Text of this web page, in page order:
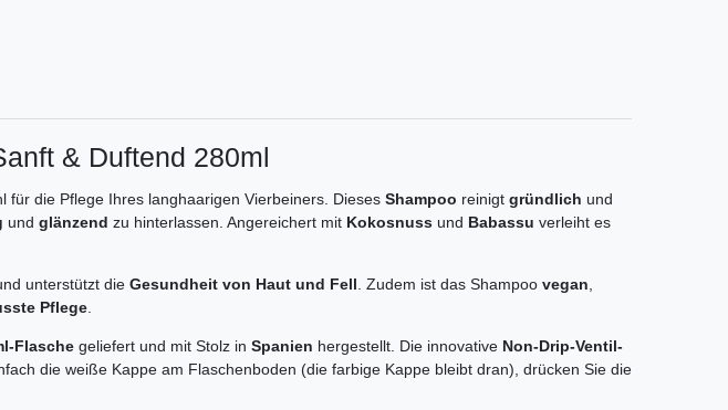
& Duftend 280ml
für die Pflege Ihres langhaarigen Vierbeiners. Dieses Shampoo reinigt gründlich und
und glänzend zu hinterlassen. Angereichert mit Kokosnuss und Babassu verleiht es
unterstützt die Gesundheit von Haut und Fell . Zudem ist das Shampoo vegan
Pflege
Flasche geliefert und mit Stolz in Spanien hergestellt. Die innovative Non-Drip-Ventil-
die weiße Kappe am Flaschenboden (die farbige Kappe bleibt dran), drücken Sie die